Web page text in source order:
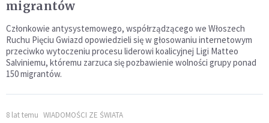
migrantów
Członkowie antysystemowego, współrządzącego we Włoszech
Ruchu Pięciu Gwiazd opowiedzieli się w głosowaniu internetowym
przeciwko wytoczeniu procesu liderowi koalicyjnej Ligi Matteo
Salviniemu, któremu zarzuca się pozbawienie wolności grupy ponad
150 migrantów.
8 lat temu WIADOMOŚCI ZE ŚWIATA